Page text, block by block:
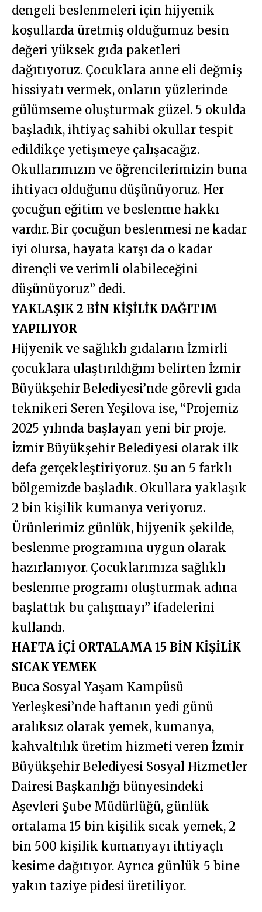
dengeli beslenmeleri için hijyenik
koşullarda üretmiş olduğumuz besin
değeri yüksek gıda paketleri
dağıtıyoruz. Çocuklara anne eli değmiş
hissiyatı vermek, onların yüzlerinde
gülümseme oluşturmak güzel. 5 okulda
başladık, ihtiyaç sahibi okullar tespit
edildikçe yetişmeye çalışacağız.
Okullarımızın ve öğrencilerimizin buna
ihtiyacı olduğunu düşünüyoruz. Her
çocuğun eğitim ve beslenme hakkı
vardır. Bir çocuğun beslenmesi ne kadar
iyi olursa, hayata karşı da o kadar
dirençli ve verimli olabileceğini
düşünüyoruz” dedi.
YAKLAŞIK 2 BİN KİŞİLİK DAĞITIM
YAPILIYOR
Hijyenik ve sağlıklı gıdaların İzmirli
çocuklara ulaştırıldığını belirten İzmir
Büyükşehir Belediyesi’nde görevli gıda
teknikeri Seren Yeşilova ise, “Projemiz
2025 yılında başlayan yeni bir proje.
İzmir Büyükşehir Belediyesi olarak ilk
defa gerçekleştiriyoruz. Şu an 5 farklı
bölgemizde başladık. Okullara yaklaşık
2 bin kişilik kumanya veriyoruz.
Ürünlerimiz günlük, hijyenik şekilde,
beslenme programına uygun olarak
hazırlanıyor. Çocuklarımıza sağlıklı
beslenme programı oluşturmak adına
başlattık bu çalışmayı” ifadelerini
kullandı.
HAFTA İÇİ ORTALAMA 15 BİN KİŞİLİK
SICAK YEMEK
Buca Sosyal Yaşam Kampüsü
Yerleşkesi’nde haftanın yedi günü
aralıksız olarak yemek, kumanya,
kahvaltılık üretim hizmeti veren İzmir
Büyükşehir Belediyesi Sosyal Hizmetler
Dairesi Başkanlığı bünyesindeki
Aşevleri Şube Müdürlüğü, günlük
ortalama 15 bin kişilik sıcak yemek, 2
bin 500 kişilik kumanyayı ihtiyaçlı
kesime dağıtıyor. Ayrıca günlük 5 bine
yakın taziye pidesi üretiliyor.